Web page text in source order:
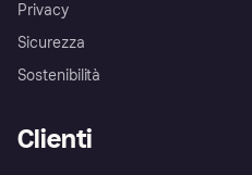
Privacy
Sicurezza
Sostenibilità
Clienti